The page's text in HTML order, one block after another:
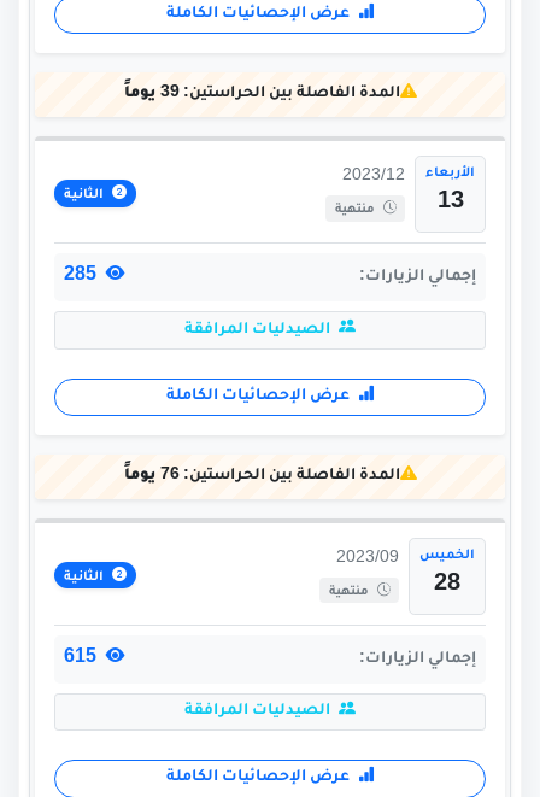
عرض الإحصائيات الكاملة
المدة الفاصلة بين الحراستين:39 يوماً
الأربعاء
13
2023/12
منتهية
الثانية
إجمالي الزيارات:
الصيدليات المرافقة
عرض الإحصائيات الكاملة
المدة الفاصلة بين الحراستين:76 يوماً
الخميس
28
2023/09
منتهية
الثانية
إجمالي الزيارات:
الصيدليات المرافقة
عرض الإحصائيات الكاملة